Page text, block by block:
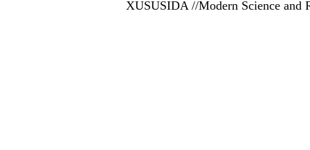
XUSUSIDA //Modern Science and